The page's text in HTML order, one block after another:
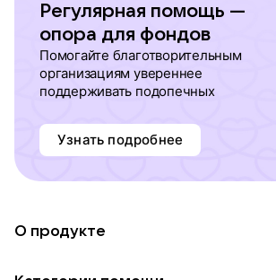
Регулярная помощь —
опора для фондов
Помогайте благотворительным
организациям увереннее
поддерживать подопечных
Узнать подробнее
О продукте